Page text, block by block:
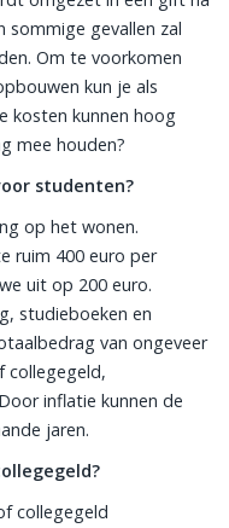
sommige gevallen zal
Om te voorkomen
kun je als
kosten kunnen hoog
mee houden?
studenten?
op het wonen.
ruim 400 euro per
uit op 200 euro.
studieboeken en
van ongeveer
collegegeld,
inflatie kunnen de
jaren.
collegegeld